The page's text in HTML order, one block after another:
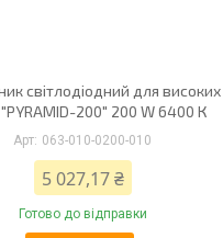
світлодіодний для високих
200" 200 W 6400 К
063-010-0200-010
5 027,17 ₴
Готово до відправки